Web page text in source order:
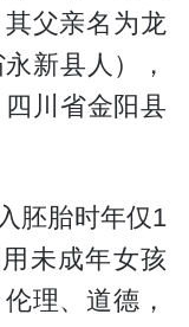
父亲名为龙
新县人），
川省金阳县
胚胎时年仅1
未成年女孩
理、道德，